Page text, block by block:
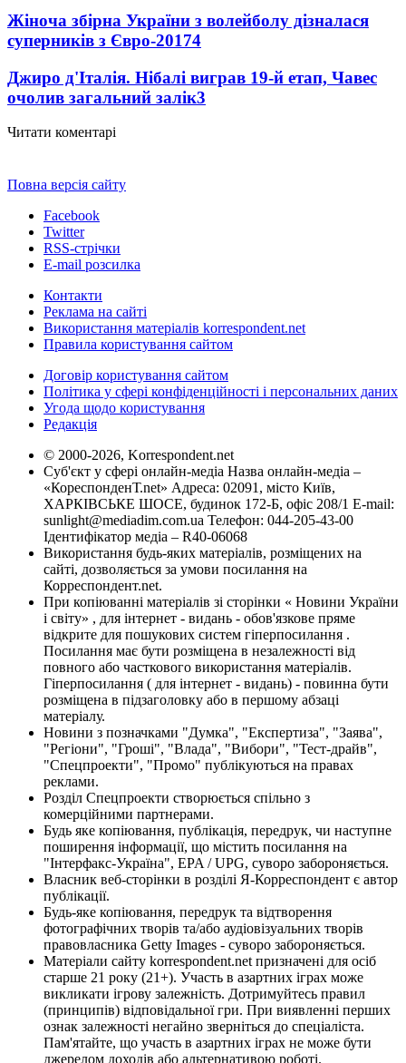
Жіноча збірна України з волейболу дізналася
суперників з Євро-20174
Джиро д'Італія. Нібалі виграв 19-й етап, Чавес
очолив загальний залік3
Читати коментарі
Повна версія сайту
Facebook
Twitter
RSS-стрічки
E-mail розсилка
Контакти
Реклама на сайті
Використання матеріалів korrespondent.net
Правила користування сайтом
Договір користування сайтом
Політика у сфері конфіденційності і персональних даних
Угода щодо користування
Редакція
© 2000-2026, Korrespondent.net
Суб'єкт у сфері онлайн-медіа Назва онлайн-медіа –
«КореспонденТ.net» Адреса: 02091, місто Київ,
ХАРКІВСЬКЕ ШОСЕ, будинок 172-Б, офіс 208/1 E-mail:
sunlight@mediadim.com.ua Телефон: 044-205-43-00
Ідентифікатор медіа – R40-06068
Використання будь-яких матеріалів, розміщених на
сайті, дозволяється за умови посилання на
Корреспондент.net.
При копіюванні матеріалів зі сторінки « Новини України
і світу» , для інтернет - видань - обов'язкове пряме
відкрите для пошукових систем гіперпосилання .
Посилання має бути розміщена в незалежності від
повного або часткового використання матеріалів.
Гіперпосилання ( для інтернет - видань) - повинна бути
розміщена в підзаголовку або в першому абзаці
матеріалу.
Новини з позначками "Думка", "Експертиза", "Заява",
"Регіони", "Гроші", "Влада", "Вибори", "Тест-драйв",
"Спецпроекти", "Промо" публікуються на правах
реклами.
Розділ Спецпроекти створюється спільно з
комерційними партнерами.
Будь яке копіювання, публікація, передрук, чи наступне
поширення інформації, що містить посилання на
"Інтерфакс-Україна", EPA / UPG, суворо забороняється.
Власник веб-сторінки в розділі Я-Корреспондент є автор
публікації.
Будь-яке копіювання, передрук та відтворення
фотографічних творів та/або аудіовізуальних творів
правовласника Getty Images - суворо забороняється.
Матеріали сайту korrespondent.net призначені для осіб
старше 21 року (21+). Участь в азартних іграх може
викликати ігрову залежність. Дотримуйтесь правил
(принципів) відповідальної гри. При виявленні перших
ознак залежності негайно зверніться до спеціаліста.
Пам'ятайте, що участь в азартних іграх не може бути
джерелом доходів або альтернативою роботі.